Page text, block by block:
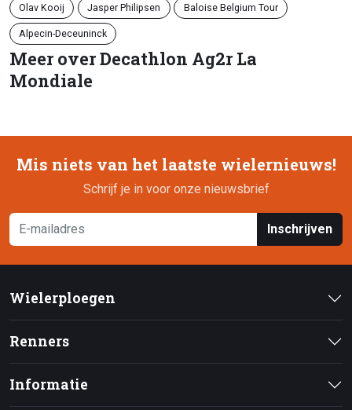
Olav Kooij Jasper Philipsen Baloise Belgium Tour
Alpecin-Deceuninck
Meer over Decathlon Ag2r La
Mondiale
Mis niets van het laatste wielernieuws!
Schrijf je in voor onze nieuwsbrief
Inschrijven
Wielerploegen
Renners
Informatie